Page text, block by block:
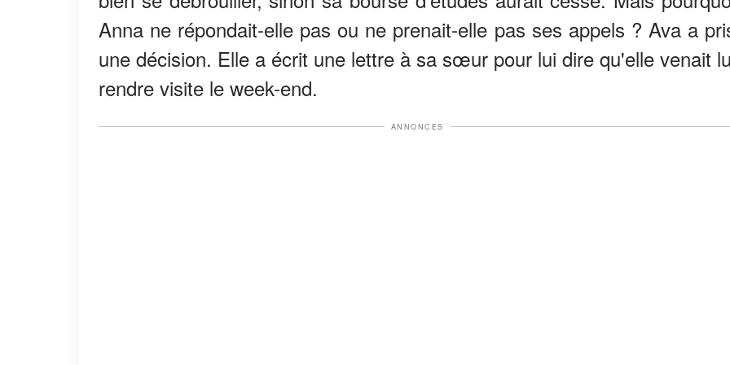
Anna ne répondait-elle pas ou ne prenait-elle pas ses appels ? Ava a
une décision. Elle a écrit une lettre à sa sœur pour lui dire qu'elle venait
rendre visite le week-end.
ANNONCES